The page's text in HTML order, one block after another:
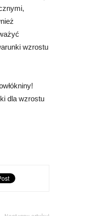
wzrostu
dla wzrostu